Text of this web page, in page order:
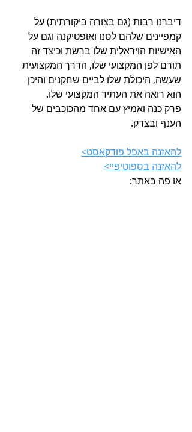
דיברנו רבות (גם בצורה ביקורתית) על
קמפיינים שלהם לסנו ואופטיקנה וגם על
האישיות הויראלית שלו ברשת וכיצד זה
תורם לפן המקצועי שלו, הדרך המקצועית
שעשה, היכולת שלו לביים שחקנים והיכן
הוא רואה את העתיד המקצועי שלו.
פרק כנה ואמיץ עם אחד מהכוכבים של
הענף ובצדק.
להאזנה באפל פודקאסט>
להאזנה בספוטיפיי>
או פה באתר: